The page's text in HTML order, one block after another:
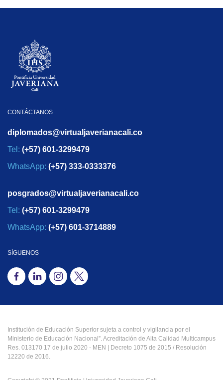
CONTÁCTANOS
diplomados@virtualjaverianacali.co
Tel: (+57) 601-3299479
WhatsApp: (+57) 333-0333376
posgrados@virtualjaverianacali.co
Tel: (+57) 601-3299479
WhatsApp: (+57) 601-3714889
SÍGUENOS
Institución de Educación Superior sujeta a control y vigilancia por el
Ministerio de Educación Nacional”. Acreditación de Alta Calidad Multicampus
Res. 013170 17 de julio 2020 - MEN | Decreto 1075 de 2015 / Resolución
12220 de 2016.